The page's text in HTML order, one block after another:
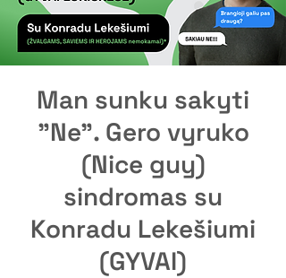
Man sunku sakyti
"Ne". Gero vyruko
(Nice guy)
sindromas su
Konradu Lekešiumi
(GYVAI)